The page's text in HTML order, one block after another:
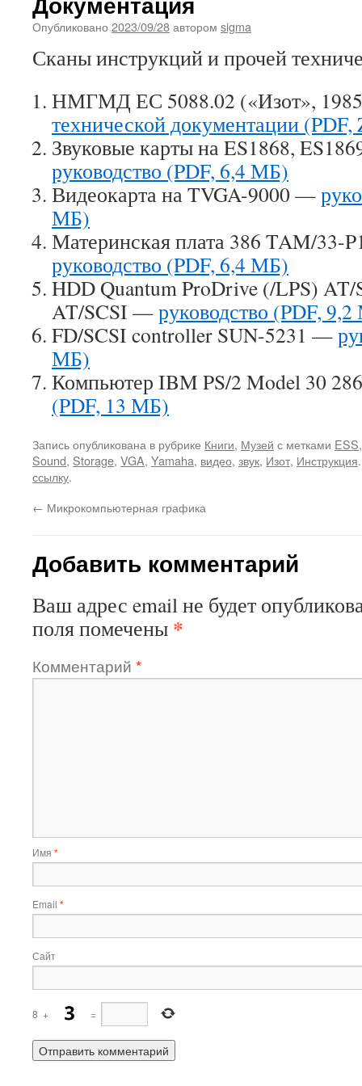
Опубликовано 2023/09/28автором sigma
Сканы инструкций и прочей
НМГМД ЕС 5088.02 («Изот»,
технической документации
Звуковые карты на ES1868,
руководство (PDF, 6,4 МБ)
Видеокарта на TVGA-9000 —
МБ)
Материнская плата 386 TAM/33-
руководство (PDF, 6,4 МБ)
HDD Quantum ProDrive (/LPS)
AT/SCSI —руководство (PDF,
FD/SCSI controller SUN-5231 —
МБ)
Компьютер IBM PS/2 Model 30
(PDF, 13 МБ)
Запись опубликована в рубрике Книги, Музей с метками ESS
Sound, Storage, VGA, Yamaha, видео, звук, Изот, Инструкция
ссылку.
← Микрокомпьютерная графика
Добавить комментарий
Ваш адрес email не будет
поля помечены *
Комментарий *
Имя *
Email *
Сайт
8 + =